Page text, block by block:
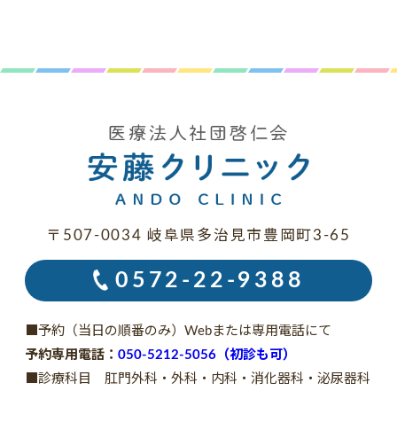
〒507-0034 岐阜県多治見市豊岡町3-65
0572-22-9388
■予約（当日の順番のみ）Webまたは専用電話にて
予約専用電話： 050-5212-5056（初診も可）
■診療科目 肛門外科・外科・内科・消化器科・泌尿器科